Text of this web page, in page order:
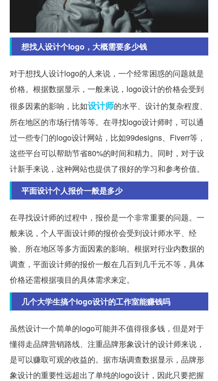
想找人设计个logo，大概需要多少钱
对于想找人设计logo的人来说，一个经常困惑的问题就是
价格。根据数据显示，一般来说，logo设计的价格会受到
很多因素的影响，比如设计师的水平、设计的复杂程度、
所在地区的市场行情等等。在寻找logo设计师时，可以通
过一些专门的logo设计网站，比如99designs、Fiverr等，
这些平台可以帮助节省80%的时间和精力。同时，对于设
计新手来说，这种网站也提供了很好的学习和参考价值。
平面设计个人报价一般是多少
在寻找设计师的过程中，报价是一个非常重要的问题。一
般来说，个人平面设计师的报价会受到设计师水平、经
验、所在地区等多方面因素的影响。根据对行业内数据的
调查，平面设计师的报价一般在几百到几千元不等，具体
价格还需根据项目的具体需求来定。
几个大学生搞个logo设计的工作室能赚钱吗
虽然设计一个简单的logo可能并不值得很多钱，但是对于
懂得走品牌营销路线、注重品牌形象设计的设计师来说，
是可以赚取可观的收益的。据市场调查数据显示，品牌形
象设计的重要性远超出了单纯的logo设计，因此只要把握